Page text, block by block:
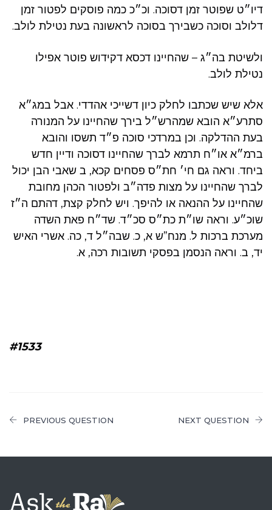
דיו״ט שפוטר זמן דסוכה. וכ״כ כמה פוסקים לפטור זמן
דלולב וסוכה כשבירך בסוכה לראשונה בעת נטילת לולב.
ולשיטת בה״ג – שהחיינו דכסא דקידוש פוטר אפילו
נטילת לולב.
אלא שיש שכתבו לחלק כיון דשייכי אהדדי. אבל במג״א
סתרע״א הובא שמהרש״ל בירך שהחיינו על המנורה
בעת ההדלקה. וכן במרדכי סוכה פ״ד תשסו והובא
ברמ״א או״ח תרמא לברך שהחיינו דסוכה ודיין חדש
ביחד. וראה גם חי׳ חת״ס פסחים קכא, ב שאבי הבן יכול
לברך שהחיינו על מצות פדה״ב ולפטור הכהן מחובת
שהחיינו על ההנאה או להיפך. ויש לחלק קצת, דהתם ה״ז
שוכ״ע. וראה שו״ת כת״ס סכ״ד. שד״ח פאת השדה
מערכת ברכות ל. מנח”ש א, כ. שבה״ל ד, כה. אשרי האיש
יד, ב. וראה הנסמן בפסקי תשובות רכה, א.
#1533
PREVIOUS QUESTION NEXT QUESTION